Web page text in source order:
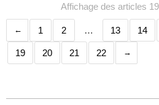
Affichage des articles
1 2 … 13 14
19 20 21 22